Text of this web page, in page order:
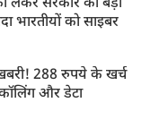
लेकर सरकार का बड़ा
भारतीयों को साइबर
288 रुपये के खर्च
और डेटा